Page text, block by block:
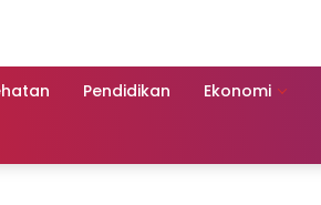
Pendidikan Ekonomi